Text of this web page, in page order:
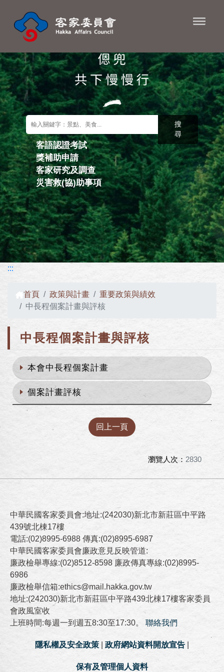
關鍵字搜尋
客語認證考試
獎補助申請
客家研究及調查
災害救(協)助事項
搜
尋
:::
首頁 政策與計畫
重要政策與績效
中長程個案計畫與評核
中長程個案計畫與評核
本會中長程個案計畫
個案計畫評核
回上一頁
瀏覽人次： 2830
中華民國客家委員會:地址:(242030)新北市新莊區中平路
439號北棟17樓
電話:(02)8995-6988 傳真:(02)8995-6987
中華民國客家委員會廉政意見反映管道:
廉政檢舉專線:(02)8512-8598 廉政傳真專線:(02)8995-
6986
廉政檢舉信箱:ethics@mail.hakka.gov.tw
地址:(242030)新北市新莊區中平路439北棟17樓客家委員
會政風室收
上班時間:每週一到週五8:30至17:30。 聯絡我們
隱私權及安全政策 政府網站資料開放宣告
保有及管理個人資料